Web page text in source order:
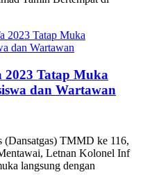
2023 Tatap Muka
dan Wartawan
(Dansatgas) TMMD ke 116,
Letnan Kolonel Inf
langsung dengan